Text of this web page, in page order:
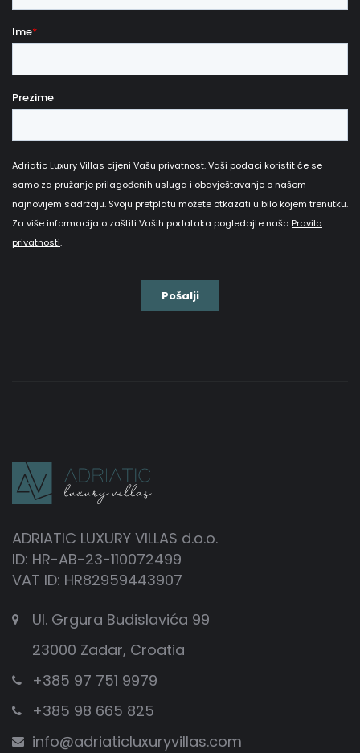
ADRIATIC LUXURY VILLAS d.o.o.
ID: HR-AB-23-110072499
VAT ID: HR82959443907
Ul. Grgura Budislavića 99
23000 Zadar, Croatia
+385 97 751 9979
+385 98 665 825
info@adriaticluxuryvillas.com